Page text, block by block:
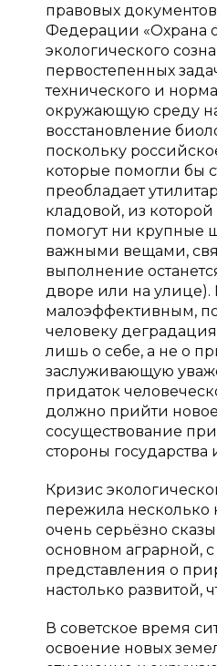
правовых
Федерации «Охрана
экологического
первостепенных
технического и
окружающую среду
восстановление
поскольку
которые помогли бы
преобладает
кладовой, из
помогут ни крупные
важными вещами,
выполнение
дворе или на улице).
малоэффективным,
человеку
лишь о себе, а не о
заслуживающую
придаток
должно прийти
сосуществование
стороны
Кризис
пережила несколько
очень серьёзно
основном аграрной,
представления о
настолько развитой,
В советское время
освоение новых